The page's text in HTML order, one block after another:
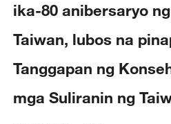
ika-80 anibersaryo
Taiwan, lubos na
Tanggapan ng
mga Suliranin ng